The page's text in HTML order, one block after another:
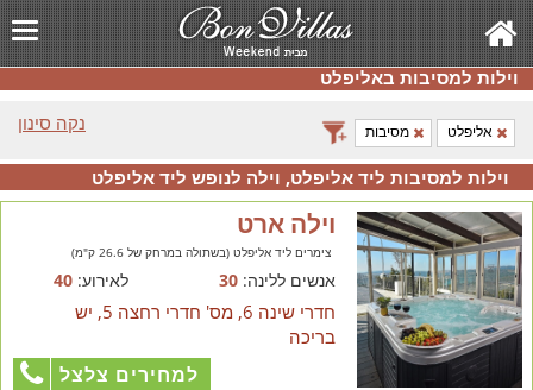
וילות למסיבות באליפלט
נקה סינון
אליפלט מסיבות
וילות למסיבות ליד אליפלט, וילה לנופש ליד אליפלט
וילה ארט
צימרים ליד אליפלט (בשתולה במרחק של 26.6 ק"מ)
אנשים ללינה:30 לאירוע:40
חדרי שינה 6, מס' חדרי רחצה 5, יש
בריכה
למחירים צלצל